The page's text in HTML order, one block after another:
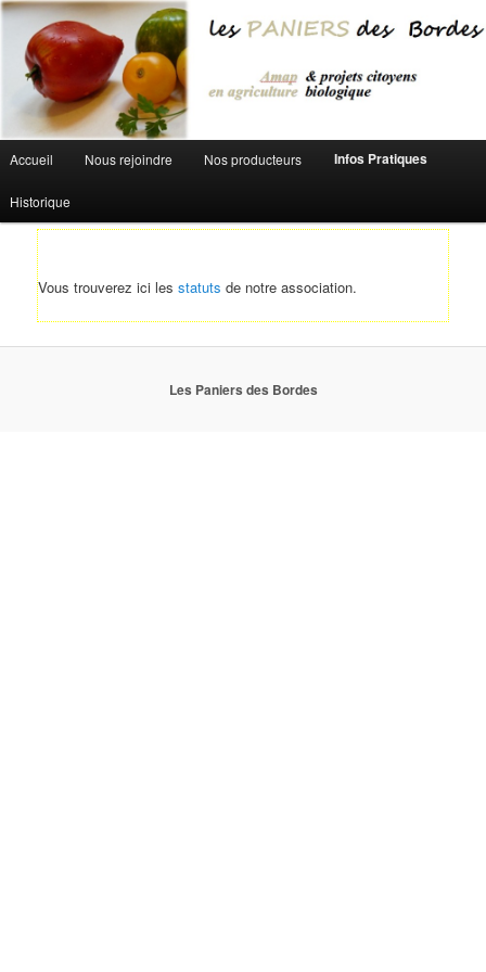
Aller au contenu principal
Accueil Nous rejoindre Nos producteurs Infos Pratiques
Historique
Vous trouverez ici lesstatuts de notre association.
Les Paniers des Bordes